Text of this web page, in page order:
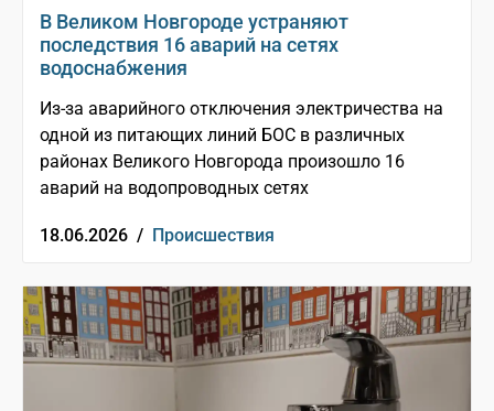
В Великом Новгороде устраняют
последствия 16 аварий на сетях
водоснабжения
Из-за аварийного отключения электричества на
одной из питающих линий БОС в различных
районах Великого Новгорода произошло 16
аварий на водопроводных сетях
18.06.2026 / Происшествия